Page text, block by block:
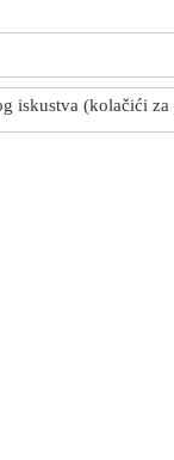
iskustva (kolačići